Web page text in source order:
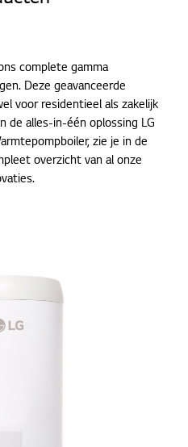
complete gamma
Deze geavanceerde
voor residentieel als zakelijk
de alles-in-één oplossing LG
zie je in de
overzicht van al onze